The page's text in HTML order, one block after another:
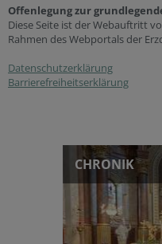
Offenlegung zur
Diese Seite ist der Webauftritt
Rahmen des Webportals der
Datenschutzerklärung
Barrierefreiheitserklärung
CHRONIK